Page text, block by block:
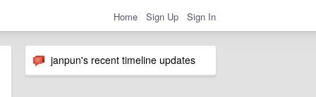
Home Sign Up Sign In
janpun's recent timeline updates